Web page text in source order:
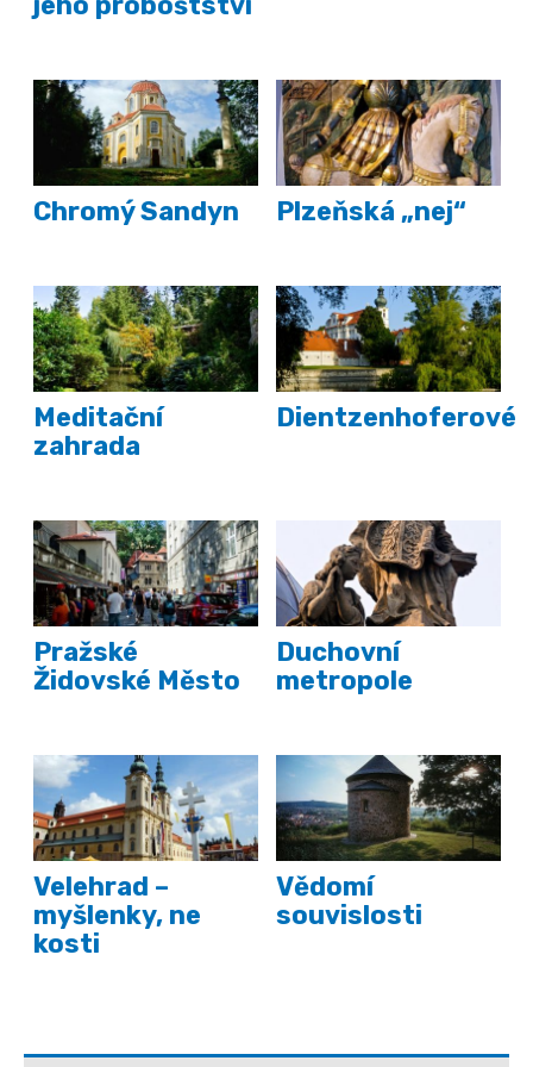
Chromý Sandyn Plzeňská „nej“
Meditační
zahrada
Dientzenhoferové
Pražské
Židovské Město
Duchovní
metropole
Velehrad –
myšlenky, ne
kosti
Vědomí
souvislosti